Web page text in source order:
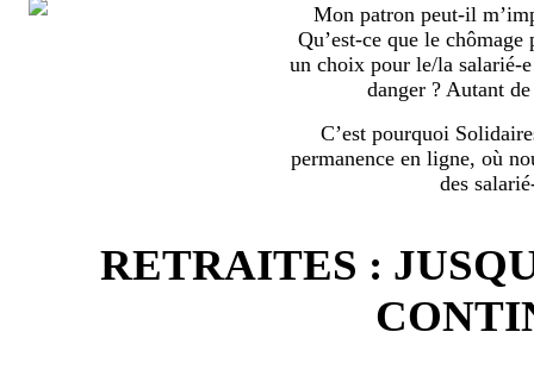
Mon patron peut-il
Qu’est-ce que le
un choix pour le/la salarié-
danger ? Autant
C’est pourquoi
permanence en ligne, où
des
RETRAITES :